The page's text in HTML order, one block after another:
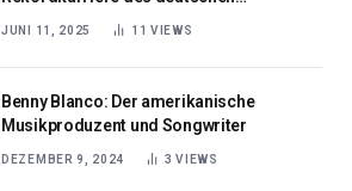
JUNI 11, 2025 11 VIEWS
Benny Blanco: Der amerikanische
Musikproduzent und Songwriter
DEZEMBER 9, 2024 3VIEWS